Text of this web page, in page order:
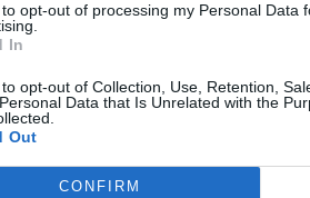
opt-out of processing my Personal Data
In
opt-out of Collection, Use, Retention,
Data that Is Unrelated with the
Out
CONFIRM